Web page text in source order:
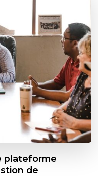
plateforme
de